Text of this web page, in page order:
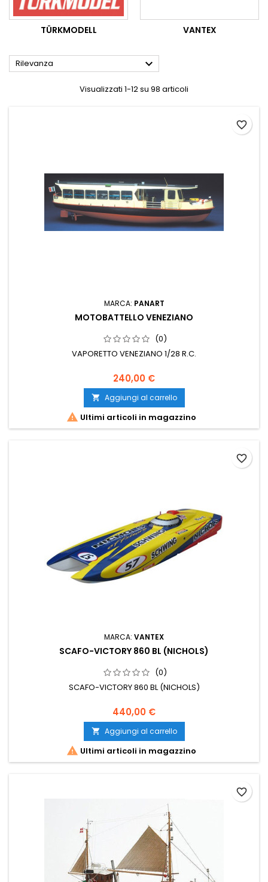
TÜRKMODELL VANTEX
Rilevanza 
Visualizzati 1-12 su 98 articoli
MARCA: PANART
MOTOBATTELLO VENEZIANO
(0)
VAPORETTO VENEZIANO 1/28 R.C.
240,00 €
 Aggiungi al carrello
 Ultimi articoli in magazzino
favorite_border
MARCA: VANTEX
SCAFO-VICTORY 860 BL (NICHOLS)
(0)
SCAFO-VICTORY 860 BL (NICHOLS)
440,00 €
 Aggiungi al carrello
 Ultimi articoli in magazzino
favorite_border
favorite_border